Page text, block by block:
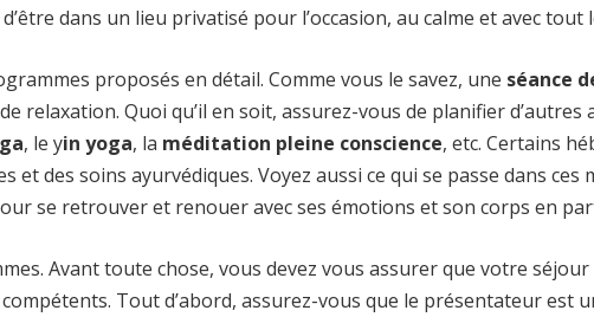
dans un lieu privatisé pour l’occasion, au calme et avec
proposés en détail. Comme vous le savez, une séance
relaxation. Quoi qu’il en soit, assurez-vous de planifier d’autres
, le yin yoga, la méditation pleine conscience, etc. Certains
et des soins ayurvédiques. Voyez aussi ce qui se passe dans ces
se retrouver et renouer avec ses émotions et son corps en
Avant toute chose, vous devez vous assurer que votre
Tout d’abord, assurez-vous que le présentateur est